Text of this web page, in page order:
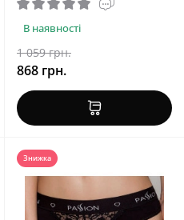
В наявності
1 059 грн.
868 грн.
Знижка